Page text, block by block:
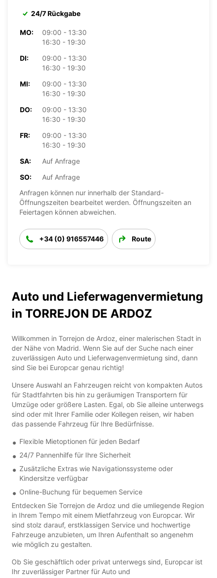
24/7 Rückgabe
MO:
09:00 - 13:30
16:30 - 19:30
DI:
09:00 - 13:30
16:30 - 19:30
MI:
09:00 - 13:30
16:30 - 19:30
DO:
09:00 - 13:30
16:30 - 19:30
FR:
09:00 - 13:30
16:30 - 19:30
SA:
Auf Anfrage
SO:
Auf Anfrage
Anfragen können nur innerhalb der Standard-
Öffnungszeiten bearbeitet werden. Öffnungszeiten an
Feiertagen können abweichen.
+34 (0) 916557446 Route
Auto und Lieferwagenvermietung
in TORREJON DE ARDOZ
Willkommen in Torrejon de Ardoz, einer malerischen Stadt in
der Nähe von Madrid. Wenn Sie auf der Suche nach einer
zuverlässigen Auto und Lieferwagenvermietung sind, dann
sind Sie bei Europcar genau richtig!
Unsere Auswahl an Fahrzeugen reicht von kompakten Autos
für Stadtfahrten bis hin zu geräumigen Transportern für
Umzüge oder größere Lasten. Egal, ob Sie alleine unterwegs
sind oder mit Ihrer Familie oder Kollegen reisen, wir haben
das passende Fahrzeug für Ihre Bedürfnisse.
Flexible Mietoptionen für jeden Bedarf
24/7 Pannenhilfe für Ihre Sicherheit
Zusätzliche Extras wie Navigationssysteme oder
Kindersitze verfügbar
Online-Buchung für bequemen Service
Entdecken Sie Torrejon de Ardoz und die umliegende Region
in Ihrem Tempo mit einem Mietfahrzeug von Europcar. Wir
sind stolz darauf, erstklassigen Service und hochwertige
Fahrzeuge anzubieten, um Ihren Aufenthalt so angenehm
wie möglich zu gestalten.
Ob Sie geschäftlich oder privat unterwegs sind, Europcar ist
Ihr zuverlässiger Partner für Auto und